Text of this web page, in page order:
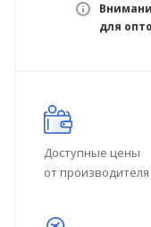
для
Доступные цены
от производителя